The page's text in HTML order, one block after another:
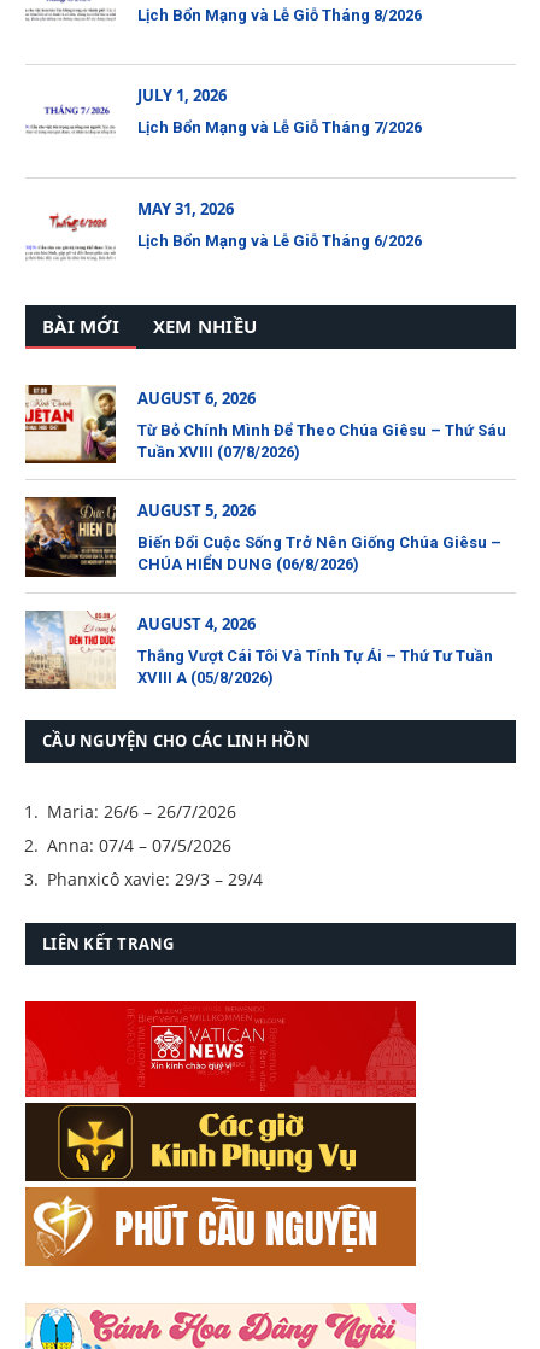
Lịch Bổn Mạng và Lễ Giỗ Tháng 8/2026
JULY 1, 2026
Lịch Bổn Mạng và Lễ Giỗ Tháng 7/2026
MAY 31, 2026
Lịch Bổn Mạng và Lễ Giỗ Tháng 6/2026
BÀI MỚI XEM NHIỀU
AUGUST 6, 2026
Từ Bỏ Chính Mình Để Theo Chúa Giêsu – Thứ Sáu
Tuần XVIII (07/8/2026)
AUGUST 5, 2026
Biến Đổi Cuộc Sống Trở Nên Giống Chúa Giêsu –
CHÚA HIỂN DUNG (06/8/2026)
AUGUST 4, 2026
Thắng Vượt Cái Tôi Và Tính Tự Ái – Thứ Tư Tuần
XVIII A (05/8/2026)
CẦU NGUYỆN CHO CÁC LINH HỒN
Maria: 26/6 – 26/7/2026
Anna: 07/4 – 07/5/2026
Phanxicô xavie: 29/3 – 29/4
LIÊN KẾT TRANG